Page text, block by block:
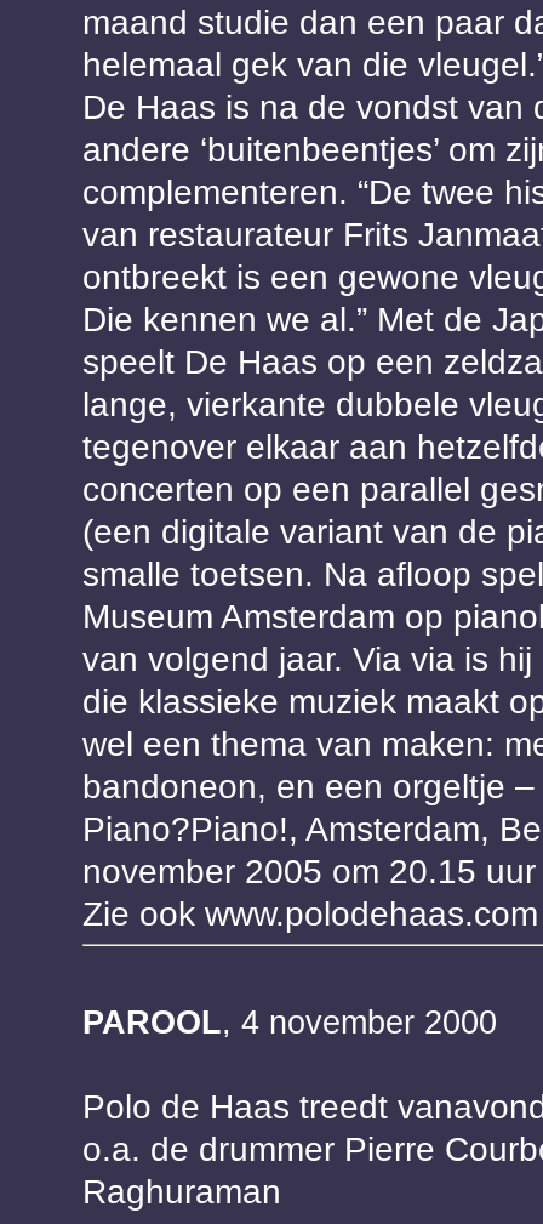
maand studie dan een paar
helemaal gek van die
De Haas is na de vondst
andere ‘buitenbeentjes’ om
complementeren. “De twee
van restaurateur Frits
ontbreekt is een gewone
Die kennen we al.” Met de
speelt De Haas op een
lange, vierkante dubbele
tegenover elkaar aan
concerten op een parallel
(een digitale variant van de
smalle toetsen. Na afloop
Museum Amsterdam op
van volgend jaar. Via via is
die klassieke muziek maakt
wel een thema van maken:
bandoneon, en een orgeltje
Piano?Piano!, Amsterdam,
november 2005 om 20.15 uur
Zie ook www.polodehaas.com
PAROOL, 4 november 2000
Polo de Haas treedt
o.a. de drummer Pierre
Raghuraman